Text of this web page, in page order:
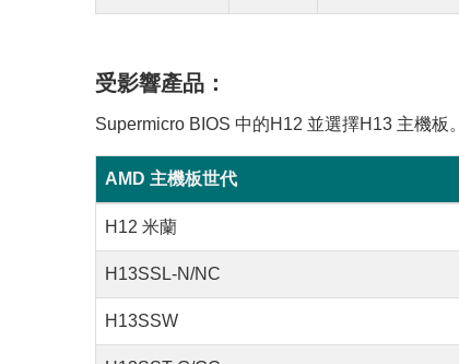
受影響產品：
Supermicro BIOS 中的H12 並選擇H13 主機板。
AMD 主機板世代
H12 米蘭
H13SSL-N/NC
H13SSW